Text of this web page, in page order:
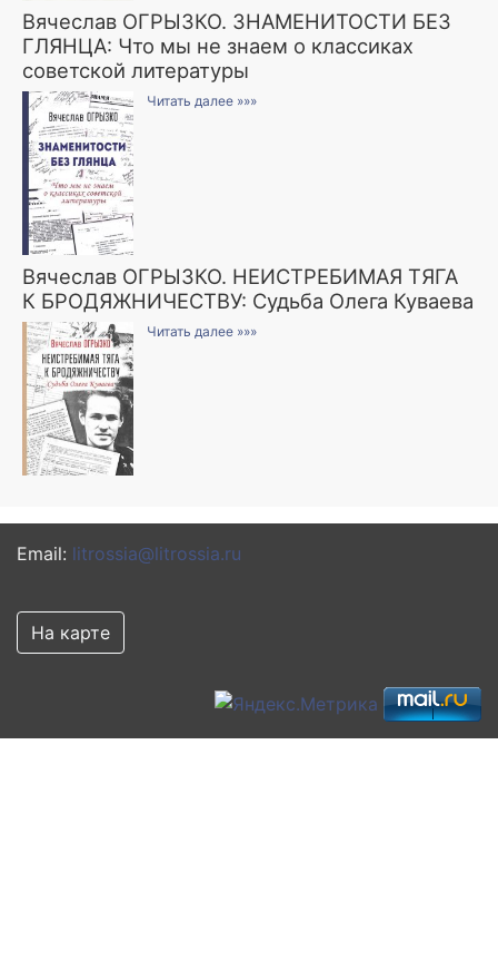
Вячеслав ОГРЫЗКО. ЗНАМЕНИТОСТИ БЕЗ
ГЛЯНЦА: Что мы не знаем о классиках
советской литературы
Читать далее »»»
Вячеслав ОГРЫЗКО. НЕИСТРЕБИМАЯ ТЯГА
К БРОДЯЖНИЧЕСТВУ: Судьба Олега Куваева
Читать далее »»»
Email: litrossia@litrossia.ru
На карте